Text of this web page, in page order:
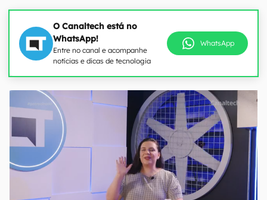
O Canaltech está no
WhatsApp!
Entre no canal e acompanhe
notícias e dicas de tecnologia
WhatsApp